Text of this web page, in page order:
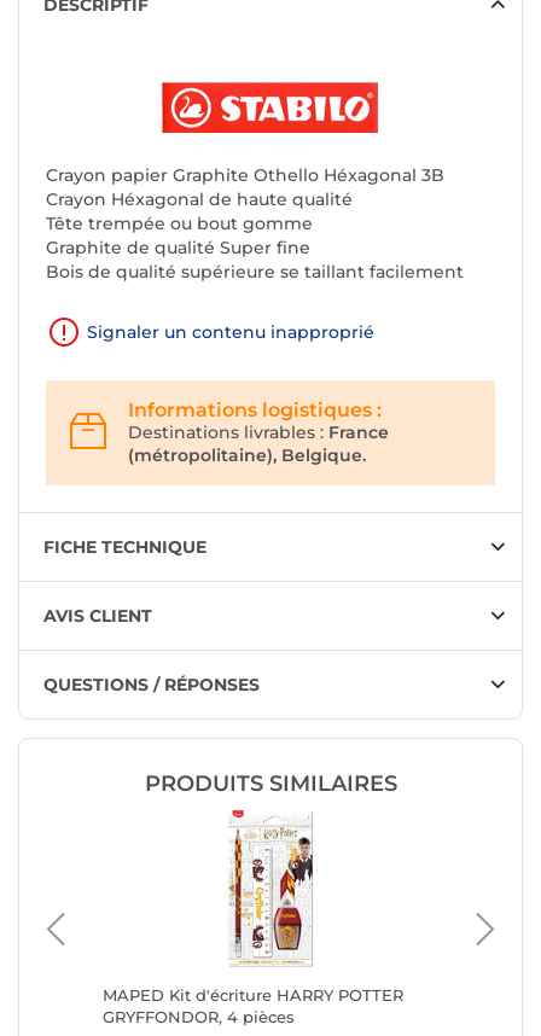
DESCRIPTIF
Crayon papier Graphite Othello Héxagonal 3B
Crayon Héxagonal de haute qualité
Tête trempée ou bout gomme
Graphite de qualité Super fine
Bois de qualité supérieure se taillant facilement
Signaler un contenu inapproprié
Informations logistiques :
Destinations livrables : France
(métropolitaine), Belgique.
FICHE TECHNIQUE
AVIS CLIENT
QUESTIONS / RÉPONSES
PRODUITS SIMILAIRES
MAPED Kit d'écriture HARRY POTTER
GRYFFONDOR, 4 pièces